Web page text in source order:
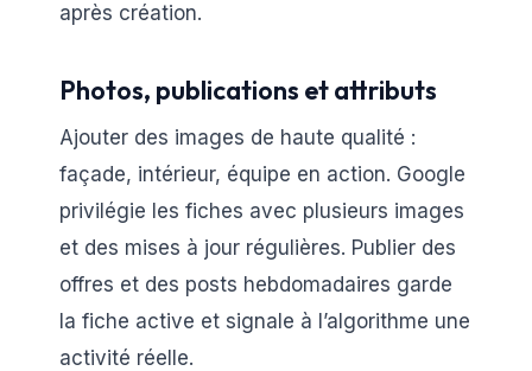
après création.
Photos, publications et attributs
Ajouter des images de haute qualité :
façade, intérieur, équipe en action. Google
privilégie les fiches avec plusieurs images
et des mises à jour régulières. Publier des
offres et des posts hebdomadaires garde
la fiche active et signale à l’algorithme une
activité réelle.